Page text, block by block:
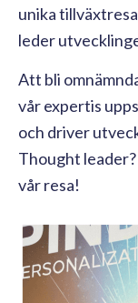
unika
leder
Att bli
vår expertis
och driver
Thought leader?
vår resa!